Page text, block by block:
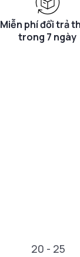
Miễn phí đổi trả
trong 7 ngày
20 - 25